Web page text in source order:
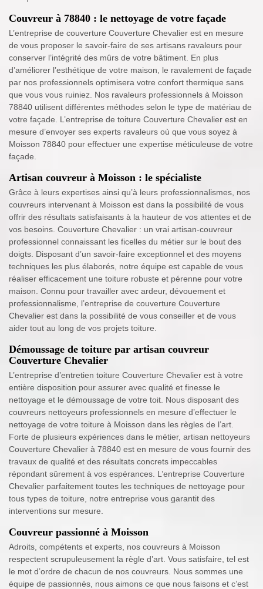
Couvreur à 78840 : le nettoyage de votre façade
L’entreprise de couverture Couverture Chevalier est en mesure
de vous proposer le savoir-faire de ses artisans ravaleurs pour
conserver l’intégrité des mûrs de votre bâtiment. En plus
d’améliorer l’esthétique de votre maison, le ravalement de façade
par nos professionnels optimisera votre confort thermique sans
que vous vous ruiniez. Nos ravaleurs professionnels à Moisson
78840 utilisent différentes méthodes selon le type de matériau de
votre façade. L’entreprise de toiture Couverture Chevalier est en
mesure d’envoyer ses experts ravaleurs où que vous soyez à
Moisson 78840 pour effectuer une expertise méticuleuse de votre
façade.
Artisan couvreur à Moisson : le spécialiste
Grâce à leurs expertises ainsi qu’à leurs professionnalismes, nos
couvreurs intervenant à Moisson est dans la possibilité de vous
offrir des résultats satisfaisants à la hauteur de vos attentes et de
vos besoins. Couverture Chevalier : un vrai artisan-couvreur
professionnel connaissant les ficelles du métier sur le bout des
doigts. Disposant d’un savoir-faire exceptionnel et des moyens
techniques les plus élaborés, notre équipe est capable de vous
réaliser efficacement une toiture robuste et pérenne pour votre
maison. Connu pour travailler avec ardeur, dévouement et
professionnalisme, l’entreprise de couverture Couverture
Chevalier est dans la possibilité de vous conseiller et de vous
aider tout au long de vos projets toiture.
Démoussage de toiture par artisan couvreur
Couverture Chevalier
L’entreprise d’entretien toiture Couverture Chevalier est à votre
entière disposition pour assurer avec qualité et finesse le
nettoyage et le démoussage de votre toit. Nous disposant des
couvreurs nettoyeurs professionnels en mesure d’effectuer le
nettoyage de votre toiture à Moisson dans les règles de l’art.
Forte de plusieurs expériences dans le métier, artisan nettoyeurs
Couverture Chevalier à 78840 est en mesure de vous fournir des
travaux de qualité et des résultats concrets impeccables
répondant sûrement à vos espérances. L’entreprise Couverture
Chevalier parfaitement toutes les techniques de nettoyage pour
tous types de toiture, notre entreprise vous garantit des
interventions sur mesure.
Couvreur passionné à Moisson
Adroits, compétents et experts, nos couvreurs à Moisson
respectent scrupuleusement la règle d’art. Vous satisfaire, tel est
le mot d’ordre de chacun de nos couvreurs. Nous sommes une
équipe de passionnés, nous aimons ce que nous faisons et c’est